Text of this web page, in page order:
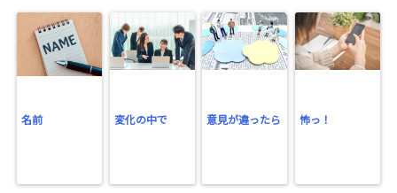
名前 変化の中で 意見が違ったら 怖っ！